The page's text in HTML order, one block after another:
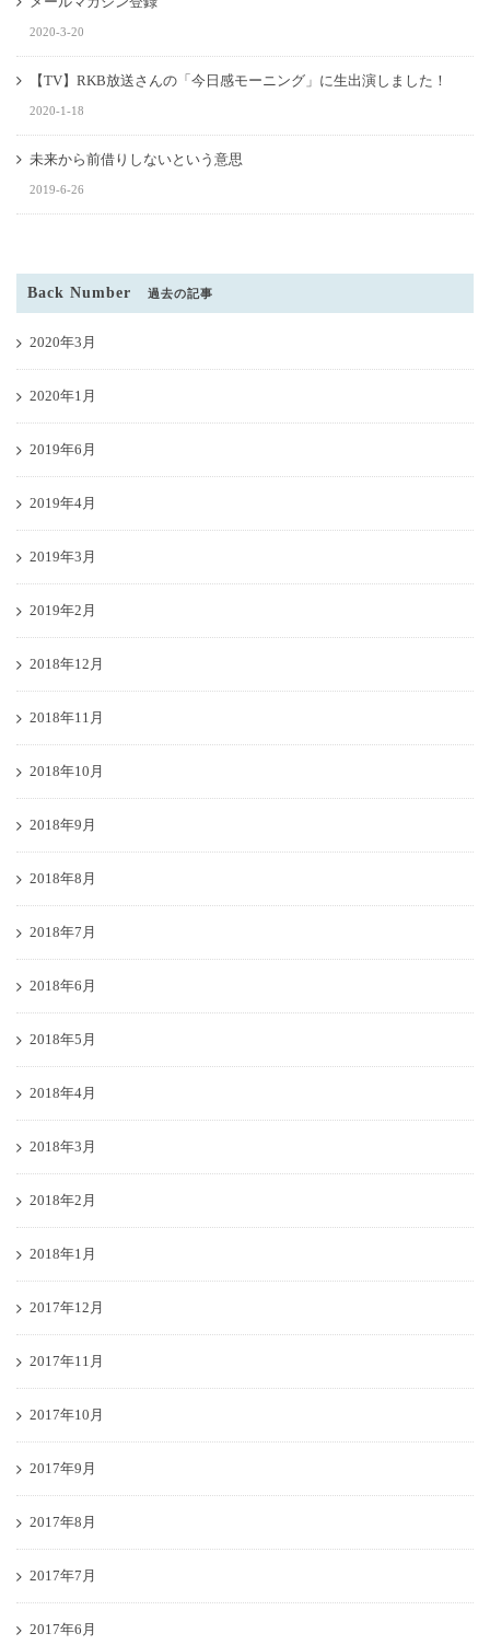
2020-3-20
【TV】RKB放送さんの「今日感モーニング」に生出演しました！
2020-1-18
未来から前借りしないという意思
2019-6-26
Back Number 過去の記事
2020年3月
2020年1月
2019年6月
2019年4月
2019年3月
2019年2月
2018年12月
2018年11月
2018年10月
2018年9月
2018年8月
2018年7月
2018年6月
2018年5月
2018年4月
2018年3月
2018年2月
2018年1月
2017年12月
2017年11月
2017年10月
2017年9月
2017年8月
2017年7月
2017年6月